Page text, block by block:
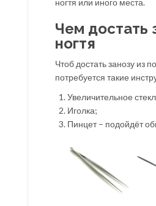
Чем достать
ногтя
Чтоб достать занозу из
потребуется такие
Увеличительное
Иголка;
Пинцет – подойдёт